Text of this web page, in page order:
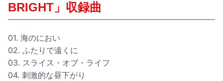
BRIGHT」収録曲
01. 海のにおい
02. ふたりで遠くに
03. スライス・オブ・ライフ
04. 刺激的な昼下がり